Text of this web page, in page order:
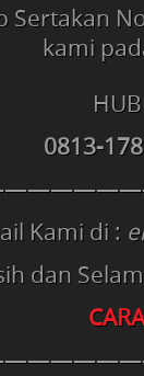
Sertakan
kami
0813-
Kami di :
dan